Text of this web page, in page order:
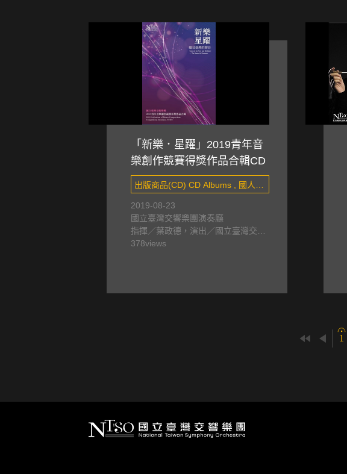
「新樂．星躍」2019青年音
樂創作競賽得獎作品合輯CD
出版商品(CD) CD Albums , 國人創
作 Taiwanese composers&#x27;
works
2019-08-23
國立臺灣交響樂團演奏廳
指揮／葉政德，演出／國立臺灣交響
樂團
378views
1